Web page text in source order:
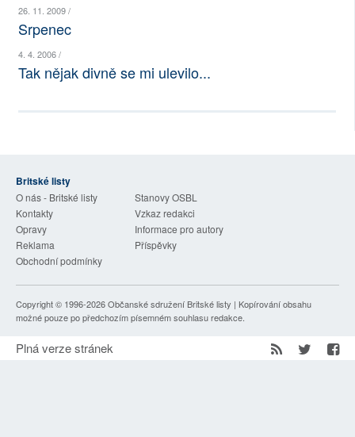
AUTOŘI
PŘÍSPĚVKY NA PROVOZ
PLNÁ VERZE STRÁNEK
26. 11. 2009 /
Srpenec
4. 4. 2006 /
Tak nějak divně se mi ulevilo...
Britské listy
O nás - Britské listy
Stanovy OSBL
Kontakty
Vzkaz redakci
Opravy
Informace pro autory
Reklama
Příspěvky
Obchodní podmínky
Copyright © 1996-2026Občanské sdružení Britské listy | Kopírování obsahu
možné pouze po předchozím písemném souhlasu redakce.
Plná verze stránek